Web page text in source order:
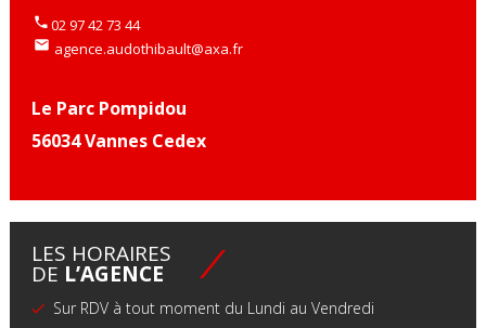
02 97 42 73 44
agence.audothibault@axa.fr
Le Parc Pompidou
56034 Vannes Cedex
LES HORAIRES
DE L’AGENCE
Sur RDV à tout moment du Lundi au Vendredi